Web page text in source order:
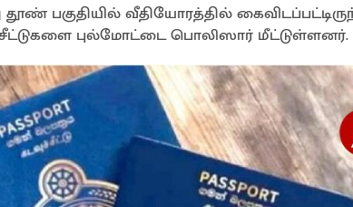
பகுதியில் வீதியோரத்தில்
புல்மோட்டை பொலிஸார் மீட்டுள்ளனர்.